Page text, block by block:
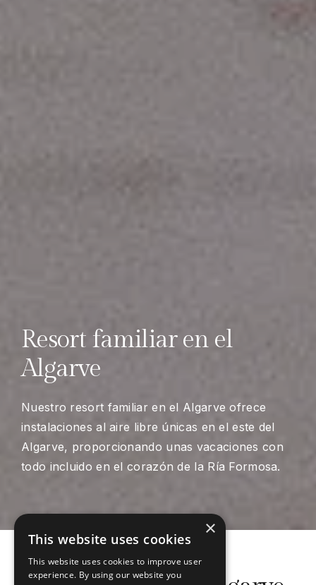
Resort familiar en el
Algarve
Nuestro resort familiar en el Algarve ofrece
instalaciones al aire libre únicas en el este del
Algarve, proporcionando unas vacaciones con
todo incluido en el corazón de la Ría Formosa.
×
This website uses cookies
This website uses cookies to improve user
experience. By using our website you